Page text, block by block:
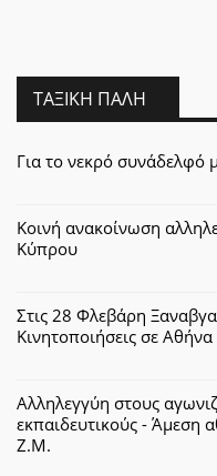
ΤΑΞΙΚΉ ΠΆΛΗ
Για το νεκρό συνάδελφό
Κοινή ανακοίνωση
Κύπρου
Στις 28 Φλεβάρη
Κινητοποιήσεις σε
Αλληλεγγύη στους
εκπαιδευτικούς - Άμεση
Ζ.Μ.